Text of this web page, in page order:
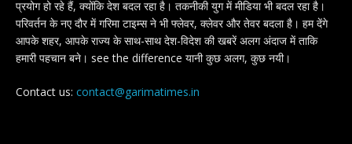
प्रयोग हो रहे हैं, क्योंकि देश बदल रहा है। तकनीकी युग में मीडिया भी बदल रहा है।
परिवर्तन के नए दौर में गरिमा टाइम्स ने भी फ्लेवर, क्लेवर और तेवर बदला है। हम देंगे
आपके शहर, आपके राज्य के साथ-साथ देश-विदेश की खबरें अलग अंदाज में ताकि
हमारी पहचान बने। see the difference यानी कुछ अलग, कुछ नयी।
Contact us: contact@garimatimes.in